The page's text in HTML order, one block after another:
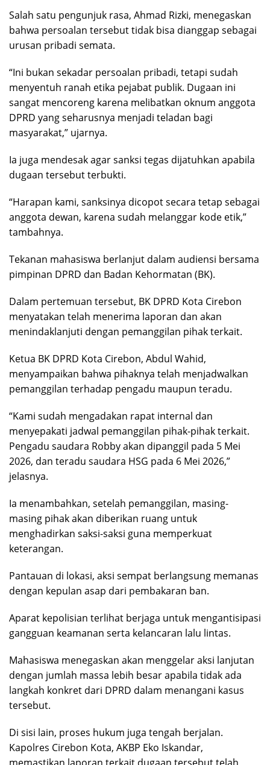
Salah satu pengunjuk rasa, Ahmad Rizki, menegaskan
bahwa persoalan tersebut tidak bisa dianggap sebagai
urusan pribadi semata.
“Ini bukan sekadar persoalan pribadi, tetapi sudah
menyentuh ranah etika pejabat publik. Dugaan ini
sangat mencoreng karena melibatkan oknum anggota
DPRD yang seharusnya menjadi teladan bagi
masyarakat,” ujarnya.
Ia juga mendesak agar sanksi tegas dijatuhkan apabila
dugaan tersebut terbukti.
“Harapan kami, sanksinya dicopot secara tetap sebagai
anggota dewan, karena sudah melanggar kode etik,”
tambahnya.
Tekanan mahasiswa berlanjut dalam audiensi bersama
pimpinan DPRD dan Badan Kehormatan (BK).
Dalam pertemuan tersebut, BK DPRD Kota Cirebon
menyatakan telah menerima laporan dan akan
menindaklanjuti dengan pemanggilan pihak terkait.
Ketua BK DPRD Kota Cirebon, Abdul Wahid,
menyampaikan bahwa pihaknya telah menjadwalkan
pemanggilan terhadap pengadu maupun teradu.
“Kami sudah mengadakan rapat internal dan
menyepakati jadwal pemanggilan pihak-pihak terkait.
Pengadu saudara Robby akan dipanggil pada 5 Mei
2026, dan teradu saudara HSG pada 6 Mei 2026,”
jelasnya.
Ia menambahkan, setelah pemanggilan, masing-
masing pihak akan diberikan ruang untuk
menghadirkan saksi-saksi guna memperkuat
keterangan.
Pantauan di lokasi, aksi sempat berlangsung memanas
dengan kepulan asap dari pembakaran ban.
Aparat kepolisian terlihat berjaga untuk mengantisipasi
gangguan keamanan serta kelancaran lalu lintas.
Mahasiswa menegaskan akan menggelar aksi lanjutan
dengan jumlah massa lebih besar apabila tidak ada
langkah konkret dari DPRD dalam menangani kasus
tersebut.
Di sisi lain, proses hukum juga tengah berjalan.
Kapolres Cirebon Kota, AKBP Eko Iskandar,